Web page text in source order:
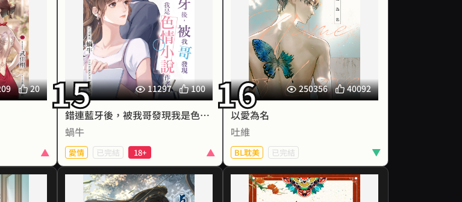
別人，你要我替你戴上口枷？」
第二性別為α的男人點了點頭。
柏寧覺得自己的下巴已經砸到地上
※ 封面圖像由AI協作生成。
20
途，卻
去──她
堂主闇
芷彤。
介紹花
道未來如
說，幫
家帶給
，她一
們入火
。見識
加上芷彤
愛也不懂
15 11297 100
梁若儀的媽媽和她讀高中時的白月
光高富帥男友復合了，老情人重
逢，如同乾柴遇烈火，迅雷不及掩
耳的閃婚後，梁若儀在十歲那年，
多了一個高嶺之花哥哥！
「父母是真愛，孩子是意外 」梁若
儀從十歲開始就是哥哥一手帶大
的，連第一次來月經的時候，都是
哥哥給她買衛生棉、泡黑糖水。她
有個不可告人的秘密！她第一次對
男人產生「性」趣，幻想的對象就
是哥哥！她無數次幻想能被哥哥壓
倒在床上，有時候光是聽到哥哥的
聲音，就能濕了一褲子！
錯連藍牙後，被我哥發現我是色情小說作者
蝸牛
愛情 已完結 18+
16 250356 40092
他直覺認為葉常可能是無辜的，
於是找上同為律師的學弟紀嵐共同
展開調查。
紀嵐無視外界眼光，專為性侵犯辯
護，且執業三年從未嘗過敗績。
然而隨著案件調查逐漸深入，
不僅所有證據都指向葉常就是犯
甚至連紀嵐自己，也被迫揭開幼時
那是誰都無法碰觸的黑暗祕密，
也是他始終堅持為性侵犯辯護的原
因──
以愛為名
吐維
BL耽美 已完結
對你的
★ 18禁｜她以為自己不孕，結果
「二嫂弄壞了我新打的珠花！」